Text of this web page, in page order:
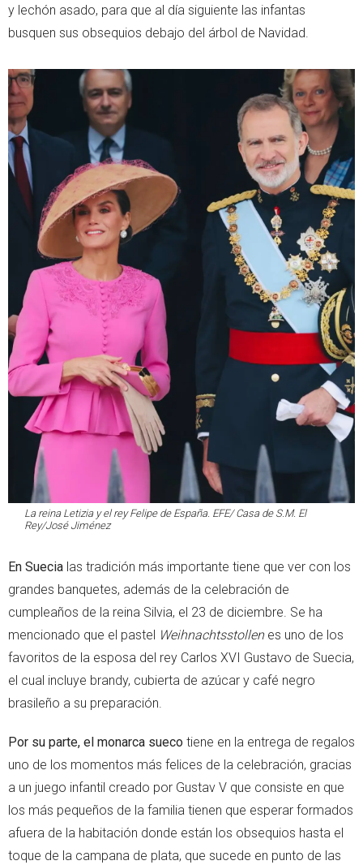
y lechón asado, para que al día siguiente las infantas
busquen sus obsequios debajo del árbol de Navidad.
La reina Letizia y el rey Felipe de España. EFE/ Casa de S.M. El
Rey/José Jiménez
En Suecia las tradición más importante tiene que ver con los
grandes banquetes, además de la celebración de
cumpleaños de la reina Silvia, el 23 de diciembre. Se ha
mencionado que el pastel Weihnachtsstollenes uno de los
favoritos de la esposa del rey Carlos XVI Gustavo de Suecia,
el cual incluye brandy, cubierta de azúcar y café negro
brasileño a su preparación.
Por su parte, el monarca sueco tiene en la entrega de regalos
uno de los momentos más felices de la celebración, gracias
a un juego infantil creado por Gustav V que consiste en que
los más pequeños de la familia tienen que esperar formados
afuera de la habitación donde están los obsequios hasta el
toque de la campana de plata, que sucede en punto de las